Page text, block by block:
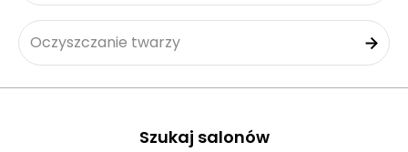
Oczyszczanie twarzy
Szukaj salonów